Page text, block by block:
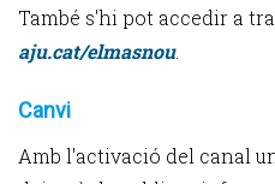
També s'hi pot accedir a
aju.cat/elmasnou.
Canvi
Amb l'activació del canal